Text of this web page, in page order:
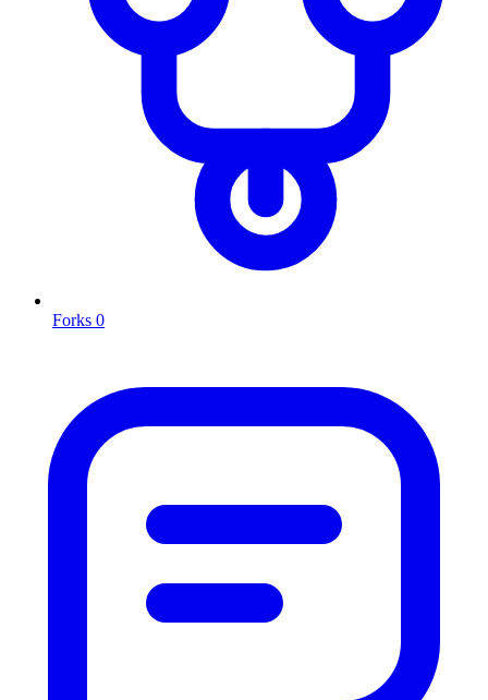
Forks 0